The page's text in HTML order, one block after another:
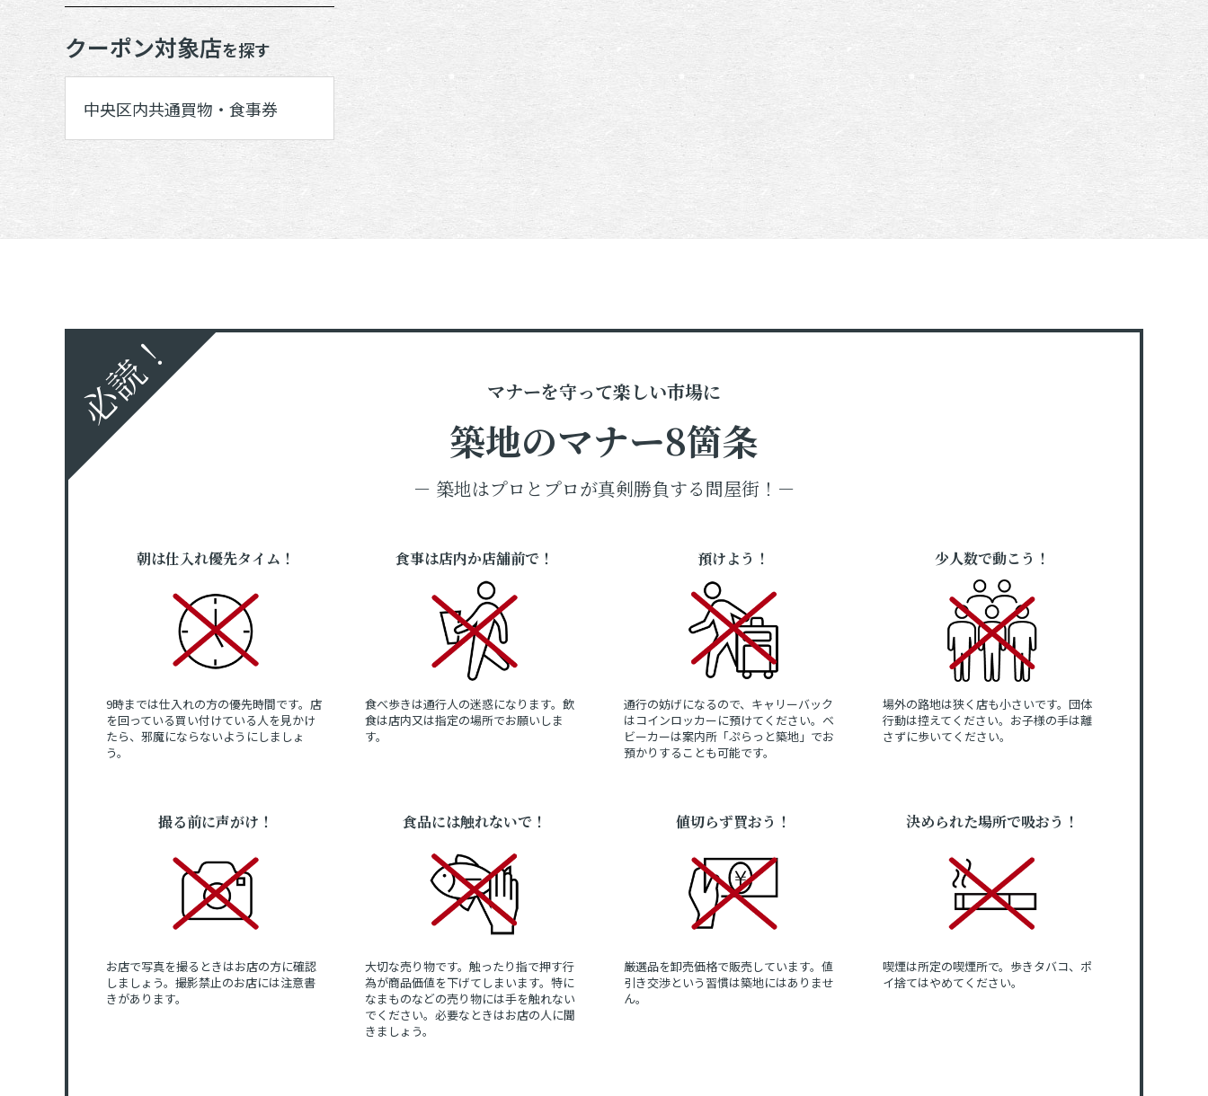
クーポン対象店を探す
中央区内共通買物・食事券
必読！ マナーを守って楽しい市場に
築地のマナー8箇条
－ 築地はプロとプロが真剣勝負する問屋街！－
朝は仕入れ優先タイム！
9時までは仕入れの方の優先時間です。店
を回っている買い付けている人を見かけ
たら、邪魔にならないようにしましょ
う。
食事は店内か店舗前で！
食べ歩きは通行人の迷惑になります。飲
食は店内又は指定の場所でお願いしま
す。
預けよう！
通行の妨げになるので、キャリーバック
はコインロッカーに預けてください。ベ
ビーカーは案内所「ぷらっと築地」でお
預かりすることも可能です。
少人数で動こう！
場外の路地は狭く店も小さいです。団体
行動は控えてください。お子様の手は離
さずに歩いてください。
撮る前に声がけ！
お店で写真を撮るときはお店の方に確認
しましょう。撮影禁止のお店には注意書
きがあります。
食品には触れないで！
大切な売り物です。触ったり指で押す行
為が商品価値を下げてしまいます。特に
なまものなどの売り物には手を触れない
でください。必要なときはお店の人に聞
きましょう。
値切らず買おう！
厳選品を卸売価格で販売しています。値
引き交渉という習慣は築地にはありませ
ん。
決められた場所で吸おう！
喫煙は所定の喫煙所で。歩きタバコ、ポ
イ捨てはやめてください。